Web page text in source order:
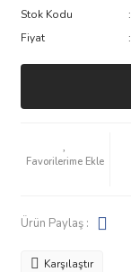
Stok Kodu
Fiyat
Ürün Paylaş :
Karşılaştır